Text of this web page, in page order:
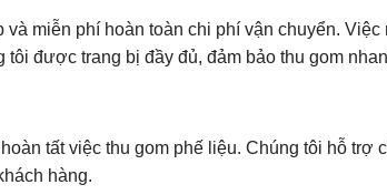
miễn phí hoàn toàn chi phí vận chuyển.
được trang bị đầy đủ, đảm bảo thu gom
tất việc thu gom phế liệu. Chúng tôi hỗ
hàng.